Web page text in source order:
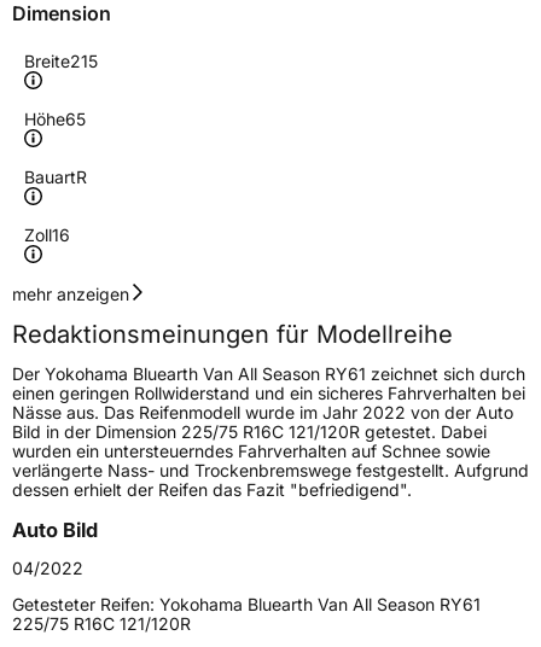
Dimension
Breite215
Höhe65
BauartR
Zoll16
Geschwindigkeitsindex
Höchstgeschwindigkeit
190 km/h
Lastindex109/107
Höchstlast1030/975 kg
Gewicht (in kg)14,48 kg
Generelle Merkmale
Fahrzeugtyp
VerwendungGanzjahresreifen
mehr anzeigen
Redaktionsmeinungen für Modellreihe
Der Yokohama Bluearth Van All Season RY61 zeichnet sich durch
einen geringen Rollwiderstand und ein sicheres Fahrverhalten bei
Nässe aus. Das Reifenmodell wurde im Jahr 2022 von der Auto
Bild in der Dimension 225/75 R16C 121/120R getestet. Dabei
wurden ein untersteuerndes Fahrverhalten auf Schnee sowie
verlängerte Nass- und Trockenbremswege festgestellt. Aufgrund
dessen erhielt der Reifen das Fazit "befriedigend".
Auto Bild
04/2022
Getesteter Reifen: Yokohama Bluearth Van All Season RY61
225/75 R16C 121/120R